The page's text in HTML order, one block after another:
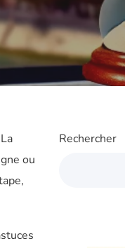
ou
Rechercher